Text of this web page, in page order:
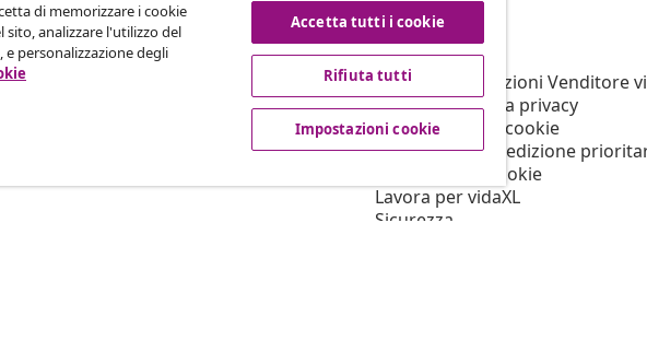
Aziende
Programma affiliato
Produzione per vidaXL
vidaXL
Su vidaXL
Termini e Condizioni Venditore
Informativa sulla privacy
Informativa sui cookie
Condizioni di spedizione
Impostazioni cookie
Lavora per vidaXL
Sicurezza
di memorizzare i cookie
analizzare l'utilizzo del
personalizzazione degli
Accetta tutti i cookie
Rifiuta tutti
Impostazioni cookie